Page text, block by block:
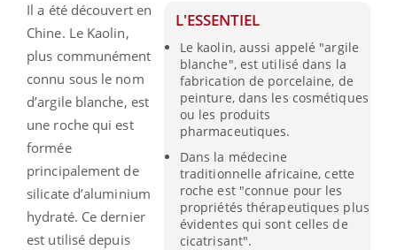
L'ESSENTIEL
Le kaolin, aussi appelé "argile
blanche", est utilisé dans la
fabrication de porcelaine, de
peinture, dans les cosmétiques
ou les produits
pharmaceutiques.
Dans la médecine
traditionnelle africaine, cette
roche est "connue pour les
propriétés thérapeutiques plus
évidentes qui sont celles de
cicatrisant".
Il a été découvert en
Chine. Le Kaolin,
plus communément
connu sous le nom
d’argile blanche, est
une roche qui est
formée
principalement de
silicate d’aluminium
hydraté. Ce dernier
est utilisé depuis